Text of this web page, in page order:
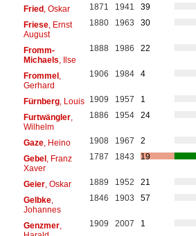
Fried, Oskar 1871 1941
39
Friese, Ernst
August
1880 1963 30
Fromm-
Michaels , Ilse
1888 1986 22
Frommel,
Gerhard
1906 1984 4
Fürnberg, Louis 1909 1957
1
Furtwängler,
Wilhelm
1886 1954 24
Gaze, Heino 1908 1967
2
Gebel, Franz
Xaver
1787 1843 19
Geier, Oskar 1889 1952
21
Gelbke,
Johannes
1846 1903 57
Genzmer,
1909 2007 1